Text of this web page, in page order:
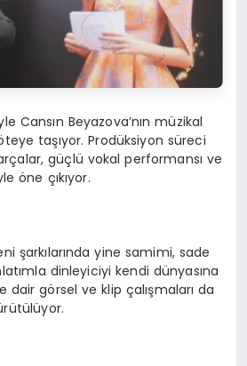
Cansın Beyazova’nın müzikal
taşıyor. Prodüksiyon süreci
güçlü vokal performansı ve
öne çıkıyor.
şarkılarında yine samimi, sade
dinleyiciyi kendi dünyasına
dair görsel ve klip çalışmaları da